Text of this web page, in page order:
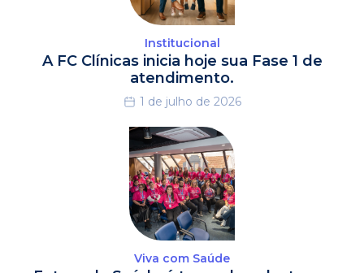
Institucional
A FC Clínicas inicia hoje sua Fase 1 de
atendimento.
1 de julho de 2026
Viva com Saúde